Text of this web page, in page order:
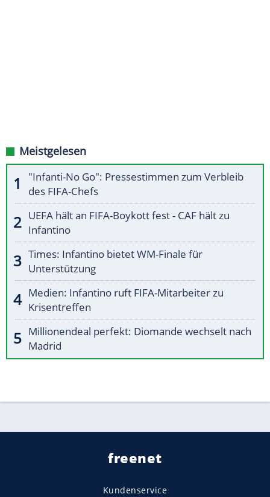
Meistgelesen
"Infanti-No Go": Pressestimmen zum Verbleib
des FIFA-Chefs
UEFA hält an FIFA-Boykott fest - CAF hält zu
Infantino
Times: Infantino bietet WM-Finale für
Unterstützung
Medien: Infantino ruft FIFA-Mitarbeiter zu
Krisentreffen
Millionendeal perfekt: Diomande wechselt nach
Madrid
freenet
Kundenservice